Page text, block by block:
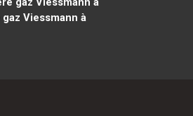
Viessmann à